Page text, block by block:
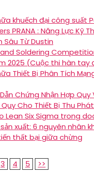
khuếch đại công suất
PRANA : Năng Lực Kỹ
Sâu Từ Dustin
Soldering
2025 (Cuộc thi hàn tay
Thiết Bị Phân Tích
Chứng Nhận Hợp Quy
Quy Cho Thiết Bị Thu
Lean Six Sigma trong
xuất: 6 nguyên nhân
thất bại giữa chừng
3 4 5 >>